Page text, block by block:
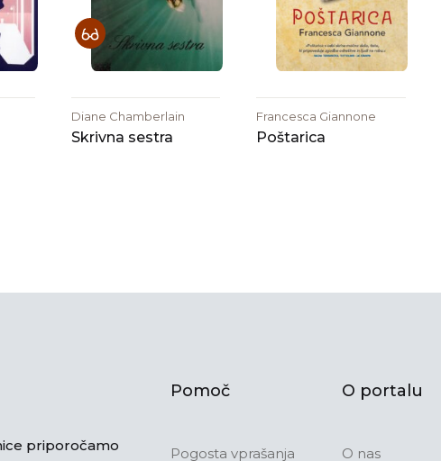
Diane Chamberlain
Skrivna sestra
Francesca Giannone
Poštarica
priporočamo
Pomoč
Pogosta vprašanja
O portalu
O nas